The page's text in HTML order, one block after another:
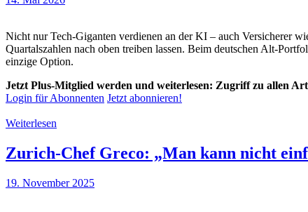
Nicht nur Tech-Giganten verdienen an der KI – auch Versicherer
Quartalszahlen nach oben treiben lassen. Beim deutschen Alt-
einzige Option.
Jetzt Plus-Mitglied werden und weiterlesen: Zugriff zu allen
Login für Abonnenten Jetzt abonnieren!
Weiterlesen
Zurich-Chef Greco: „Man kann nicht
19. November 2025